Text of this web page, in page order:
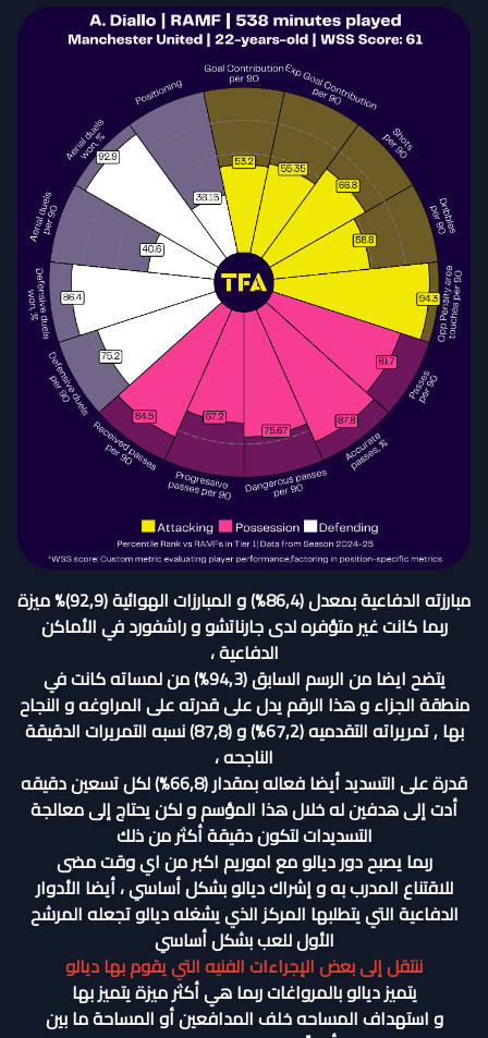
مبارزته الدفاعية بمعدل (86,4%) و المبارزات الهوائية (92,9)% ميزة
ربما كانت غير متؤفره لدى جارناتشو و راشفورد في الأماكن
الدفاعية ،
يتضح ايضا من الرسم السابق (94,3%) من لمساته كانت في
منطقة الجزاء و هذا الرقم يدل على قدرته على المراوغه و النجاح
بها , تمريراته التقدميه (67,2%) و (87,8) نسبه التمريرات الدقيقة
الناجحه ،
قدرة على التسديد أيضا فعاله بمقدار (66,8%) لكل تسعين دقيقه
أدت إلى هدفين له خلال هذا المؤسم و لكن يحتاج إلى معالجة
التسديدات لتكون دقيقة أكثر من ذلك
ربما يصبح دور ديالو مع اموريم اكبر من اي وقت مضى
للاقتناع المدرب به و إشراك ديالو بشكل أساسي ، أيضا الأدوار
الدفاعية التي يتطلبها المركز الذي يشغله ديالو تجعله المرشح
الأول للعب بشكل أساسي
ننتقل إلى بعض الإجراءات الفنيه التي يقوم بها ديالو
يتميز ديالو بالمرواغات ربما هي أكثر ميزة يتميز بها
و استهداف المساحه خلف المدافعين أو المساحة ما بين